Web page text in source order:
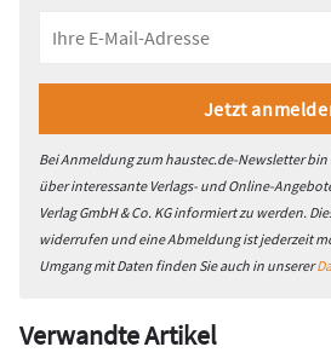
Bei Anmeldung zum haustec.de-Newsletter
über interessante Verlags- und Online-
Verlag GmbH & Co. KG informiert zu werden.
widerrufen und eine Abmeldung ist jederzeit
Umgang mit Daten finden Sie auch in unserer
Verwandte Artikel